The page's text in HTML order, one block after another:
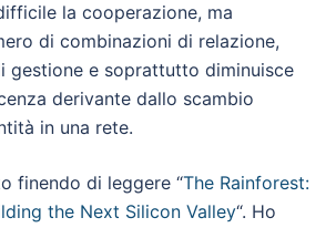
la cooperazione, ma
di combinazioni di relazione,
gestione e soprattutto diminuisce
derivante dallo scambio
in una rete.
finendo di leggere “The Rainforest:
the Next Silicon Valley“. Ho